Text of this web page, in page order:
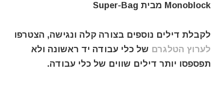
Monoblock מבית Super-Bag
לקבלת דילים נוספים בצורה קלה ונגישה, הצטרפו
לערוץ הטלגרם של כלי עבודה יד ראשונה ולא
תפספסו יותר דילים שווים של כלי עבודה.